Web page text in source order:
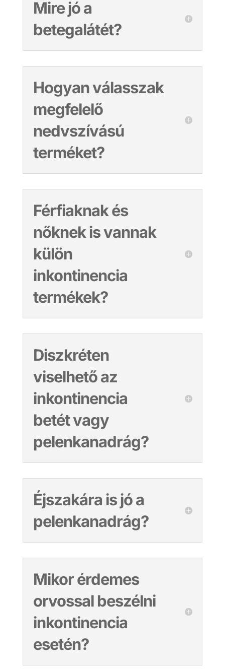
Mire jó a
betegalátét?
Hogyan válasszak
megfelelő
nedvszívású
terméket?
Férfiaknak és
nőknek is vannak
külön
inkontinencia
termékek?
Diszkréten
viselhető az
inkontinencia
betét vagy
pelenkanadrág?
Éjszakára is jó a
pelenkanadrág?
Mikor érdemes
orvossal beszélni
inkontinencia
esetén?